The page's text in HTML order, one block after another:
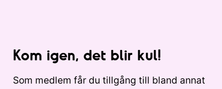
Kom igen, det blir kul!
Som medlem får du tillgång till bland annat